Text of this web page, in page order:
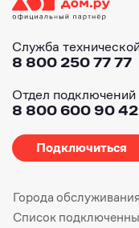
Служба
8 800 250 77 77
Отдел подключений
8 800 600 90 42
Подключиться
Города обслуживания
Список